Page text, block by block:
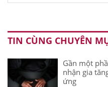
TIN CÙNG CHUYÊN
Gần một
nhận gia
ứng